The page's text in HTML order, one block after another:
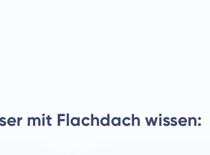
mit Flachdach wissen: